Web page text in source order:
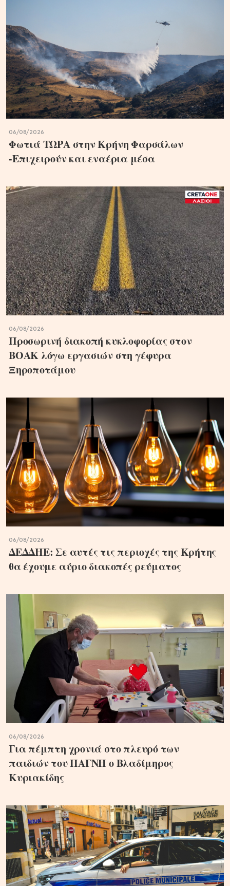
06/08/2026
Φωτιά ΤΩΡΑ στην Κρήνη Φαρσάλων
-Επιχειρούν και εναέρια μέσα
06/08/2026
Προσωρινή διακοπή κυκλοφορίας στον
ΒΟΑΚ λόγω εργασιών στη γέφυρα
Ξηροποτάμου
06/08/2026
ΔΕΔΔΗΕ: Σε αυτές τις περιοχές της Κρήτης
θα έχουμε αύριο διακοπές ρεύματος
06/08/2026
Για πέμπτη χρονιά στο πλευρό των
παιδιών του ΠΑΓΝΗ ο Βλαδίμηρος
Κυριακίδης